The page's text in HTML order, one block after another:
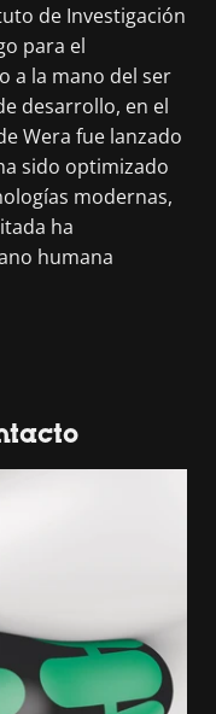
de Investigación
para el
a la mano del ser
desarrollo, en el
Wera fue lanzado
sido optimizado
modernas,
ha
humana